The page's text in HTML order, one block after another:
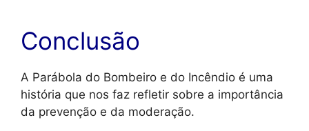
Conclusão
A Parábola do Bombeiro e do Incêndio é uma
história que nos faz refletir sobre a importância
da prevenção e da moderação.